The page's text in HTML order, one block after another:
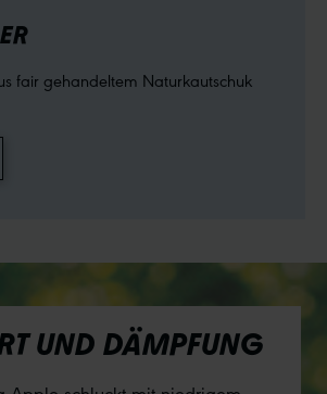
fair gehandeltem Naturkautschuk
UND DÄMPFUNG